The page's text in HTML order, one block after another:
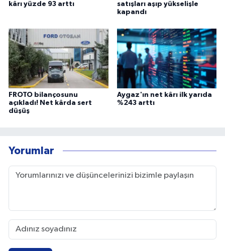
kârı yüzde 93 arttı
satışları aşıp yükselişle
kapandı
FROTO bilançosunu
açıkladı! Net kârda sert
düşüş
Aygaz'ın net kârı ilk yarıda
%243 arttı
Yorumlar